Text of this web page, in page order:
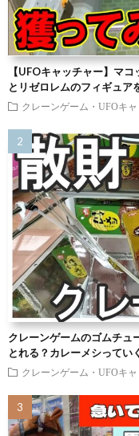
【UFOキャッチャー】マ
とリゼロレムのフィギュア
クレーンゲーム・UFOキ
クレーンゲームのゴムチュ
とれる？カレーメシってい
クレーンゲーム・UFOキ